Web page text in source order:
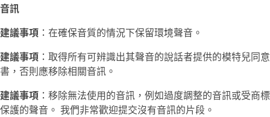
音訊
建議事項 ：在確保音質的情況下保留環境聲音。
建議事項 ：取得所有可辨識出其聲音的說話者提供的模特兒同意
書，否則應移除相關音訊。
建議事項 ：移除無法使用的音訊，例如過度調整的音訊或受商標
保護的聲音。 我們非常歡迎提交沒有音訊的片段。